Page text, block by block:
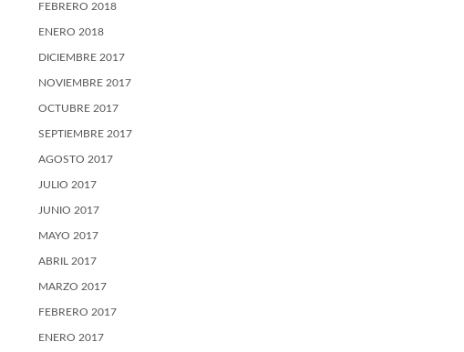
FEBRERO 2018
ENERO 2018
DICIEMBRE 2017
NOVIEMBRE 2017
OCTUBRE 2017
SEPTIEMBRE 2017
AGOSTO 2017
JULIO 2017
JUNIO 2017
MAYO 2017
ABRIL 2017
MARZO 2017
FEBRERO 2017
ENERO 2017